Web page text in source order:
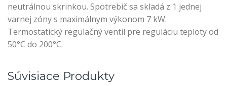
neutrálnou skrinkou. Spotrebič sa skladá z 1 jednej
varnej zóny s maximálnym výkonom 7 kW.
Termostatický regulačný ventil pre reguláciu teploty od
50°C do 200°C.
Súvisiace Produkty